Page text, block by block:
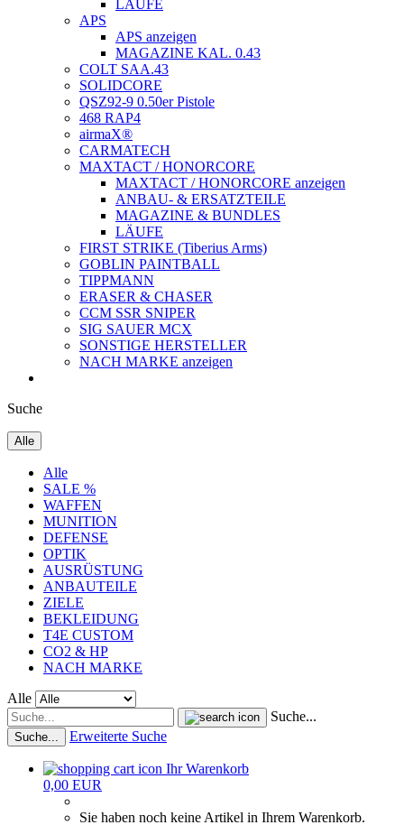
LÄUFE
APS
APS anzeigen
MAGAZINE KAL. 0.43
COLT SAA.43
SOLIDCORE
QSZ92-9 0.50er Pistole
468 RAP4
airmaX®
CARMATECH
MAXTACT / HONORCORE
MAXTACT / HONORCORE anzeigen
ANBAU- & ERSATZTEILE
MAGAZINE & BUNDLES
LÄUFE
FIRST STRIKE (Tiberius Arms)
GOBLIN PAINTBALL
TIPPMANN
ERASER & CHASER
CCM SSR SNIPER
SIG SAUER MCX
SONSTIGE HERSTELLER
NACH MARKE anzeigen
Suche
Alle
Alle
SALE %
WAFFEN
MUNITION
DEFENSE
OPTIK
AUSRÜSTUNG
ANBAUTEILE
ZIELE
BEKLEIDUNG
T4E CUSTOM
CO2 & HP
NACH MARKE
Alle
Suche...
Suche... Erweiterte Suche
Ihr Warenkorb
0,00 EUR
Sie haben noch keine Artikel in Ihrem Warenkorb.